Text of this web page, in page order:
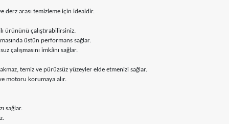
derz arası temizleme için idealdir.
ürününü çalıştırabilirsiniz.
üstün performans sağlar.
çalışmasını imkânı sağlar.
temiz ve pürüzsüz yüzeyler elde etmenizi sağlar.
motoru korumaya alır.
sağlar.